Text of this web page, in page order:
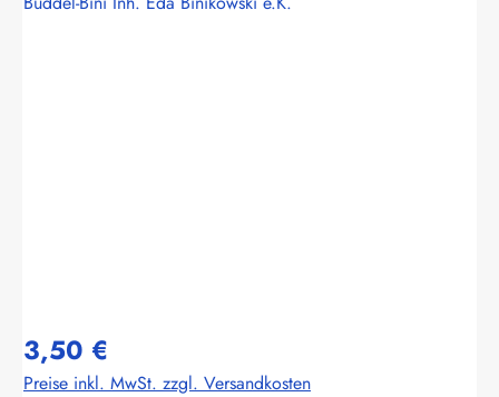
3,50 €
Preise inkl. MwSt. zzgl. Versandkosten